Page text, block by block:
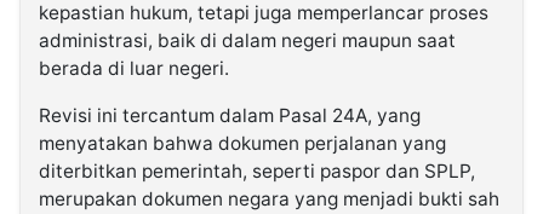
kepastian hukum, tetapi juga memperlancar proses
administrasi, baik di dalam negeri maupun saat
berada di luar negeri.
Revisi ini tercantum dalam Pasal 24A, yang
menyatakan bahwa dokumen perjalanan yang
diterbitkan pemerintah, seperti paspor dan SPLP,
merupakan dokumen negara yang menjadi bukti sah